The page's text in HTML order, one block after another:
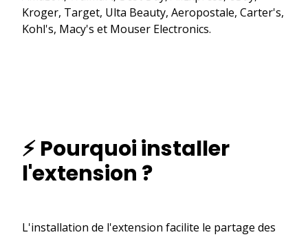
Kroger, Target, Ulta Beauty, Aeropostale, Carter's,
Kohl's, Macy's et Mouser Electronics.
⚡ Pourquoi installer
l'extension ?
L'installation de l'extension facilite le partage des